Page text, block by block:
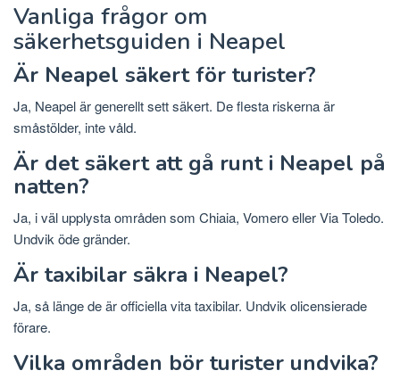
Vanliga frågor om
säkerhetsguiden i Neapel
Är Neapel säkert för turister?
Ja, Neapel är generellt sett säkert. De flesta riskerna är
småstölder, inte våld.
Är det säkert att gå runt i Neapel på
natten?
Ja, i väl upplysta områden som Chiaia, Vomero eller Via Toledo.
Undvik öde gränder.
Är taxibilar säkra i Neapel?
Ja, så länge de är officiella vita taxibilar. Undvik olicensierade
förare.
Vilka områden bör turister undvika?